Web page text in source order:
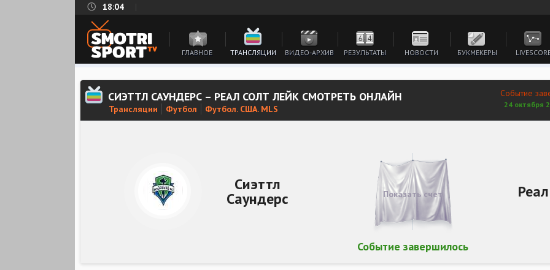
18:04
ГЛАВНОЕ ТРАНСЛЯЦИИ ВИДЕО-АРХИВ РЕЗУЛЬТАТЫ НОВОСТИ БУКМЕКЕРЫ
СИЭТТЛ САУНДЕРС – РЕАЛ СОЛТ ЛЕЙК СМОТРЕТЬ ОНЛАЙН
Трансляции Футбол Футбол. США. MLS
Событие
24 октября
Сиэттл
Саундерс
Событие завершилось
Показать счет